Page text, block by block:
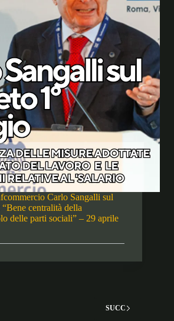
Carlo Sangalli sul
centralità della
delle parti sociali” – 29 aprile
SUCC